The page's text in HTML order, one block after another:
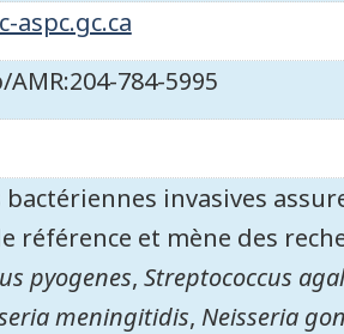
aspc.gc.ca
784-5995
bactériennes invasives
référence et mène des
pyogenes, Streptococcus
meningitidis, Neisseria